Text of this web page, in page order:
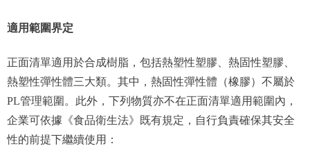
適用範圍界定
正面清單適用於合成樹脂，包括熱塑性塑膠、熱固性塑膠、
熱塑性彈性體三大類。其中，熱固性彈性體（橡膠）不屬於
PL管理範圍。此外，下列物質亦不在正面清單適用範圍內，
企業可依據《食品衛生法》既有規定，自行負責確保其安全
性的前提下繼續使用：